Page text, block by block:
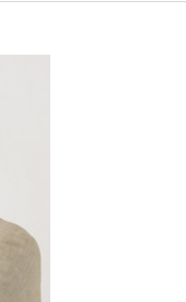
y web en
vez que